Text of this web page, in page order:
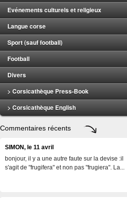
Evénements culturels et religieux
Langue corse
Sport (sauf football)
Football
Divers
> Corsicathèque Press-Book
> Corsicathèque English
Commentaires récents
SIMON, le 11 avril
bonjour, il y a une autre faute sur la devise :il
s'agit de "frugifera" et non pas "frugiera". La...